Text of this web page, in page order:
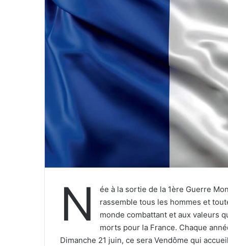
e
l
N
ée à la sortie de la 1ère Guerre
rassemble tous les hommes et
monde combattant et aux valeurs
morts pour la France. Chaque
Dimanche 21 juin, ce sera Vendôme qui